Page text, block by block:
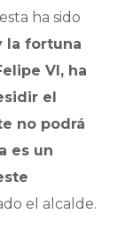
ha sido
la fortuna
VI, ha
el
no podrá
es un
el alcalde.